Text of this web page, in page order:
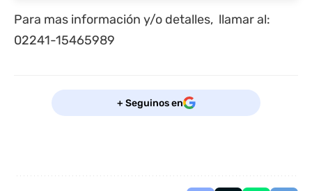
Para mas información y/o detalles, llamar al:
02241-15465989
+ Seguinos en